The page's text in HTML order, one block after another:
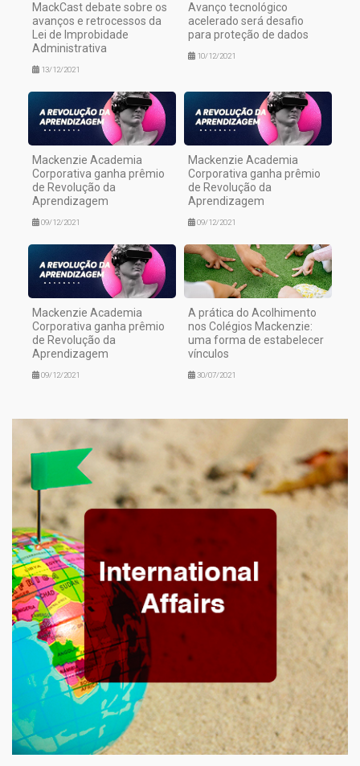
MackCast debate sobre os
avanços e retrocessos da
Lei de Improbidade
Administrativa
13/12/2021
Avanço tecnológico
acelerado será desafio
para proteção de dados
10/12/2021
Mackenzie Academia
Corporativa ganha prêmio
de Revolução da
Aprendizagem
09/12/2021
Mackenzie Academia
Corporativa ganha prêmio
de Revolução da
Aprendizagem
09/12/2021
Mackenzie Academia
Corporativa ganha prêmio
de Revolução da
Aprendizagem
09/12/2021
A prática do Acolhimento
nos Colégios Mackenzie:
uma forma de estabelecer
vínculos
30/07/2021